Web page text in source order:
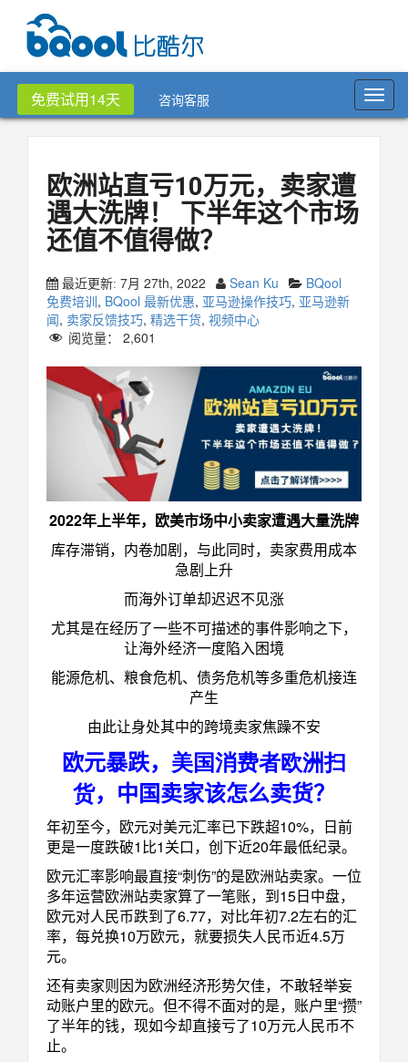
免费试用14天 咨询客服
欧洲站直亏10万元，卖家遭
遇大洗牌！ 下半年这个市场
还值不值得做？
最近更新: 7月 27th, 2022 Sean Ku
BQool
免费培训, BQool 最新优惠, 亚马逊操作技巧, 亚马逊新
闻, 卖家反馈技巧, 精选干货, 视频中心
阅览量： 2,601
2022年上半年，欧美市场中小卖家遭遇大量洗牌
库存滞销，内卷加剧，与此同时，卖家费用成本
急剧上升
而海外订单却迟迟不见涨
尤其是在经历了一些不可描述的事件影响之下，
让海外经济一度陷入困境
能源危机、粮食危机、债务危机等多重危机接连
产生
由此让身处其中的跨境卖家焦躁不安
欧元暴跌， 美国消费者欧洲扫
货，中国卖家该怎么卖货？
年初至今，欧元对美元汇率已下跌超10%，日前
更是一度跌破1 比1关口，创下近20年最低纪录。
欧元汇率影响最直接“刺伤”的是欧洲站卖家。一位
多年运营欧洲站卖家算了一笔账，到15日中盘，
欧元对人民币跌到了6.77，对比年初7.2左右的汇
率，每兑换10万欧元，就要损失人民币近4.5万
元。
还有卖家则因为欧洲经济形势欠佳，不敢轻举妄
动账户里的欧元。但不得不面对的是，账户里“攒”
了半年的钱，现如今却直接亏了10万元人民币不
止。